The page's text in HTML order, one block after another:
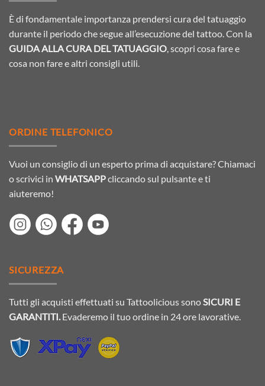
È di fondamentale importanza prendersi cura del tatuaggio
durante il periodo che segue all’esecuzione del tattoo. Con la
GUIDA ALLA CURA DEL TATUAGGIO, scopri cosa fare e
cosa non fare e altri consigli utili.
ORDINE TELEFONICO
Vuoi un consiglio di un esperto prima di acquistare? Chiamaci
o scrivici in WHATSAPPcliccando sul pulsante e ti
aiuteremo!
SICUREZZA
Tutti gli acquisti effettuati su Tattoolicious sonoSICURI E
GARANTITI.Evaderemo il tuo ordine in 24 ore lavorative.